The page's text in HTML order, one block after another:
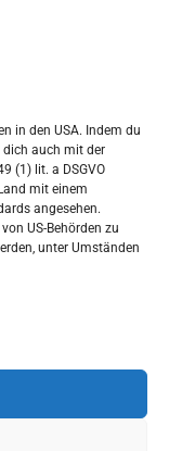
in den USA. Indem du
dich auch mit der
(1) lit. a DSGVO
mit einem
angesehen.
US-Behörden zu
unter Umständen
S
4
11 12
Apr. »